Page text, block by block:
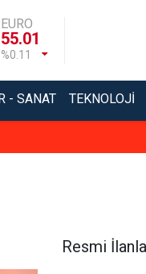
EURO
55.01
%0.11
- SANAT TEKNOLOJI
Resmi